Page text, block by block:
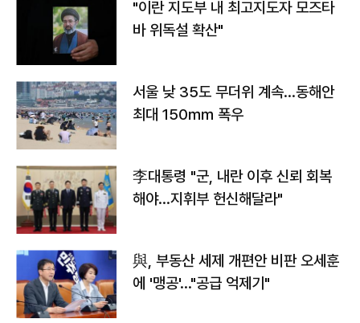
"이란 지도부 내 최고지도자 모즈타
바 위독설 확산"
서울 낮 35도 무더위 계속…동해안
최대 150㎜ 폭우
李대통령 "군, 내란 이후 신뢰 회복
해야…지휘부 헌신해달라"
與, 부동산 세제 개편안 비판 오세훈
에 '맹공'…"공급 억제기"